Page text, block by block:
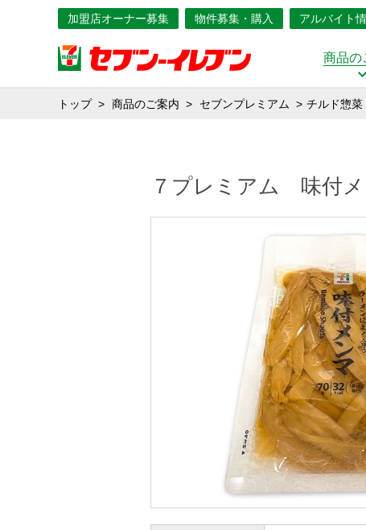
加盟店オーナー募集 物件募集・購入 アルバイト
商品の
トップ 商品のご案内 セブンプレミアム チルド惣菜
７プレミアム 味付メ